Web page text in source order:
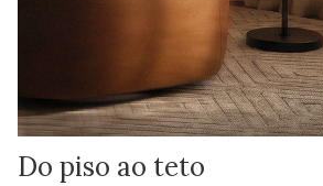
Do piso ao teto